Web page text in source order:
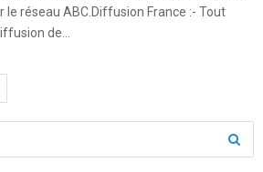
le réseau ABC.Diffusion France :- Tout
de...